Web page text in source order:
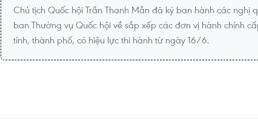
Chủ tịch Quốc hội Trần Thanh Mẫn đã ký ban hành các nghị
ban Thường vụ Quốc hội về sắp xếp các đơn vị hành chính
tỉnh, thành phố, có hiệu lực thi hành từ ngày 16/6.